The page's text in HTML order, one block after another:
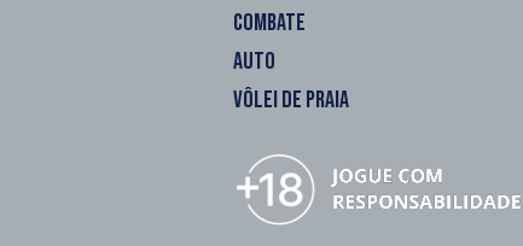
COMBATE
AUTO
VÔLEI DE PRAIA